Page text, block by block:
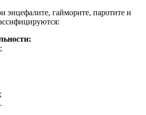
энцефалите, гайморите, паротите и